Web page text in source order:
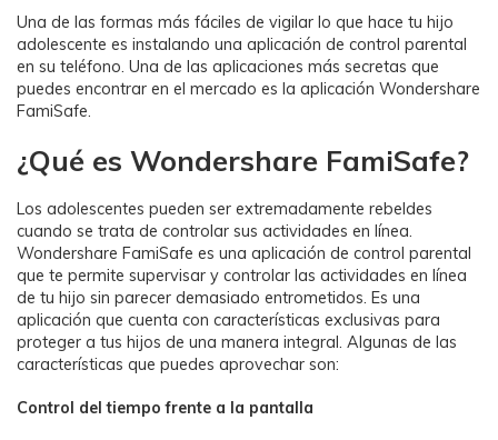
Una de las formas más fáciles de vigilar lo que hace tu hijo
adolescente es instalando una aplicación de control parental
en su teléfono. Una de las aplicaciones más secretas que
puedes encontrar en el mercado es la aplicación Wondershare
FamiSafe.
¿Qué es Wondershare FamiSafe?
Los adolescentes pueden ser extremadamente rebeldes
cuando se trata de controlar sus actividades en línea.
Wondershare FamiSafe es una aplicación de control parental
que te permite supervisar y controlar las actividades en línea
de tu hijo sin parecer demasiado entrometidos. Es una
aplicación que cuenta con características exclusivas para
proteger a tus hijos de una manera integral. Algunas de las
características que puedes aprovechar son:
Control del tiempo frente a la pantalla